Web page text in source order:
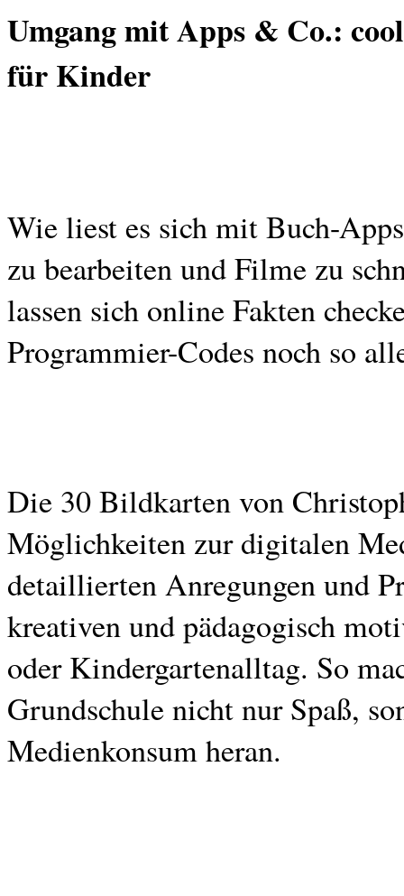
Umgang mit Apps & Co.:
für Kinder
Wie liest es sich mit Buch-
zu bearbeiten und Filme zu
lassen sich online Fakten
Programmier-Codes noch so
Die 30 Bildkarten von
Möglichkeiten zur digitalen
detaillierten Anregungen und
kreativen und pädagogisch
oder Kindergartenalltag. So
Grundschule nicht nur Spaß,
Medienkonsum heran.